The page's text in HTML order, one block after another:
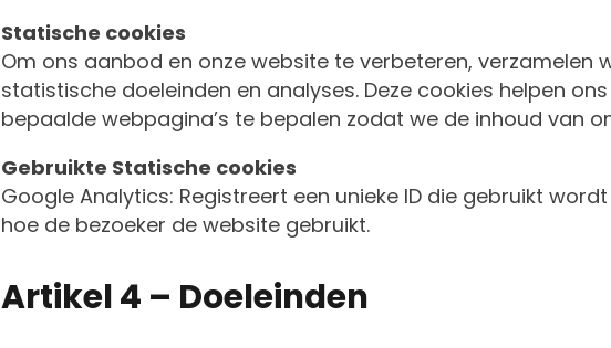
Statische cookies
Om ons aanbod en onze website te verbeteren, verzamelen
statistische doeleinden en analyses. Deze cookies helpen
bepaalde webpagina’s te bepalen zodat we de inhoud van
Gebruikte Statische cookies
Google Analytics: Registreert een unieke ID die gebruikt
hoe de bezoeker de website gebruikt.
Artikel 4 – Doeleinden